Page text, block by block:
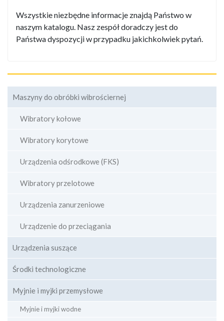
Wszystkie niezbędne informacje znajdą Państwo w
naszym katalogu. Nasz zespół doradczy jest do
Państwa dyspozycji w przypadku jakichkolwiek pytań.
Maszyny do obróbki wibrościernej
Wibratory kołowe
Wibratory korytowe
Urządzenia odśrodkowe (FKS)
Wibratory przelotowe
Urządzenia zanurzeniowe
Urządzenie do przeciągania
Urządzenia suszące
Środki technologiczne
Myjnie i myjki przemysłowe
Myjnie i myjki wodne